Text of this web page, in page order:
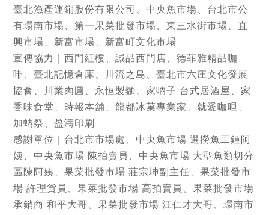
臺北漁產運銷股份有限公司、中央魚市場、台北市公
有環南市場、第一果菜批發市場、東三水街市場、直
興市場、新富市場、新富町文化市場
宣傳協力｜西門紅樓、誠品西門店、德菲雅精品咖
啡、臺北記憶倉庫、川流之島、臺北市六庄文化發展
協會、川業肉圓、永恆製麵、家吶子 台式居酒屋、家
香味食堂、時報本舖、龍都冰菓專業家、就愛咖哩、
加蚋祭、盈濤印刷
感謝單位｜台北市市場處、中央魚市場 選撈魚工鍾阿
姨、中央魚市場 陳拍賣員、中央魚市場 大型魚類切分
區陳阿姨、果菜批發市場 莊宗坤副主任、果菜批發市
場 許理貨員、果菜批發市場 高拍賣員、果菜批發市場
承銷商 和平大哥、果菜批發市場 江仁才大哥、環南市